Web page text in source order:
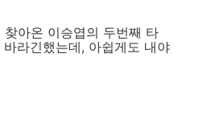
아온 이승엽의 두번째 타
라긴했는데, 아쉽게도 내야